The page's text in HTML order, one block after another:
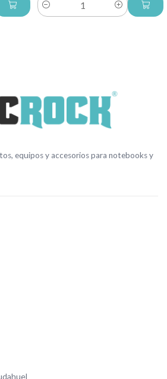
Cantidad
equipos y accesorios para notebooks y